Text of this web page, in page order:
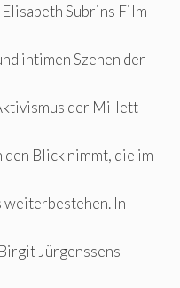
Subrins Film
intimen Szenen der
der Millett-
Blick nimmt, die im
In
Jürgenssens